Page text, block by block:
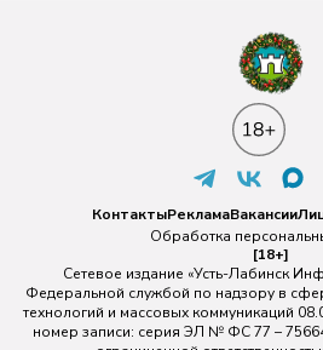
КонтактыРекламаВакансии
Обработка
[18+]
Сетевое издание «Усть-Лабинск
Федеральной службой по надзору в
технологий и массовых коммуникаций
номер записи: серия ЭЛ № ФС 77 –